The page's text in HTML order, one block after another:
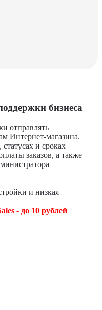
бизнеса
отправлять
Интернет-магазина.
и сроках
заказов, а также
и низкая
- до 10 рублей